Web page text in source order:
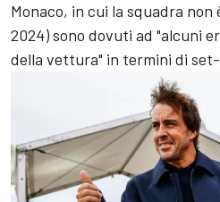
Monaco, in cui la squadra
2024) sono dovuti ad "alcuni
della vettura" in termini di